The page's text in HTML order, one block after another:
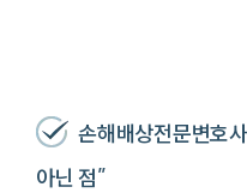
손해배상전문변
아닌 점”